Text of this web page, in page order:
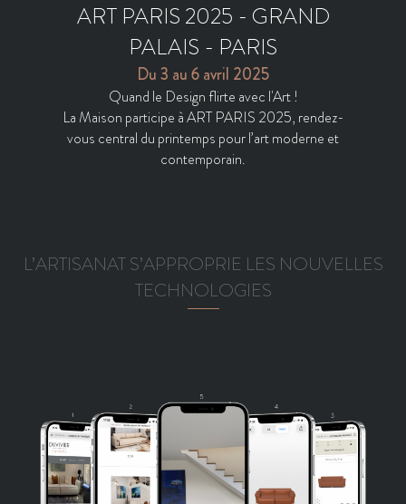
ART PARIS 2025 - GRAND
PALAIS - PARIS
Du 3 au 6 avril 2025
Quand le Design flirte avec l'Art !
La Maison participe à ART PARIS 2025, rendez-
vous central du printemps pour l’art moderne et
contemporain.
L’ARTISANAT S’APPROPRIE LES NOUVELLES
TECHNOLOGIES